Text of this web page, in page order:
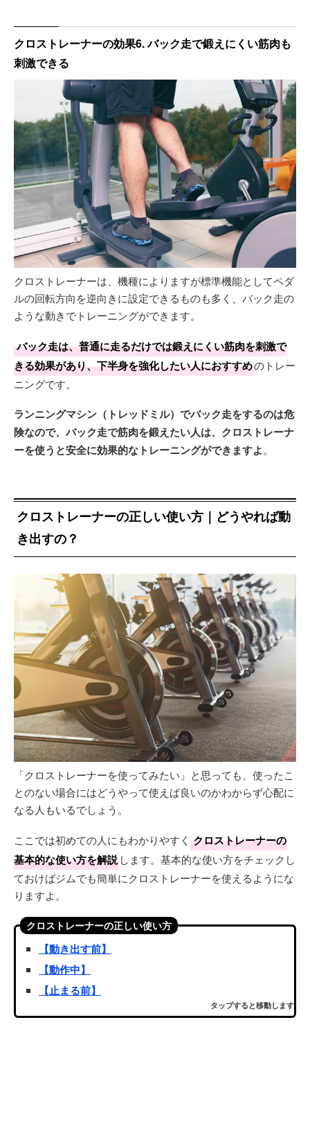
クロストレーナーの効果6. バック走で鍛えにくい筋肉も
刺激できる
クロストレーナーは、機種によりますが標準機能としてペダ
ルの回転方向を逆向きに設定できるものも多く、バック走の
ような動きでトレーニングができます。
バック走は、普通に走るだけでは鍛えにくい筋肉を刺激で
きる効果があり、下半身を強化したい人におすすめのトレー
ニングです。
ランニングマシン（トレッドミル）でバック走をするのは危
険なので、バック走で筋肉を鍛えたい人は、クロストレーナ
ーを使うと安全に効果的なトレーニングができますよ。
クロストレーナーの正しい使い方｜どうやれば動
き出すの？
「クロストレーナーを使ってみたい」と思っても、使ったこ
とのない場合にはどうやって使えば良いのかわからず心配に
なる人もいるでしょう。
ここでは初めての人にもわかりやすく クロストレーナーの
基本的な使い方を解説 します。基本的な使い方をチェックし
ておけばジムでも簡単にクロストレーナーを使えるようにな
りますよ。
クロストレーナーの正しい使い方
【動き出す前】
【動作中】
【止まる前】
タップすると移動します